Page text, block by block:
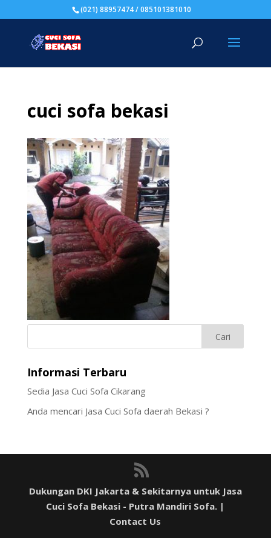
(021) 88957474 / 085101381010
cuci sofa bekasi
Informasi Terbaru
Sedia Jasa Cuci Sofa Cikarang
Anda mencari Jasa Cuci Sofa daerah Bekasi ?
Dukungan DKI Jakarta & Sekitarnya untuk Jasa
Cuci Sofa Bekasi - Putra Mandiri Sofa. |
Contact Us